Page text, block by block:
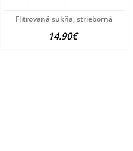
Flitrovaná sukňa, strieborná
14.90€